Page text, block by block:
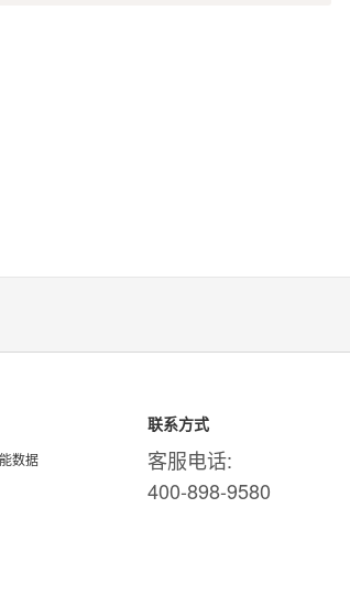
数据
联系方式
客服电话:
400-898-9580